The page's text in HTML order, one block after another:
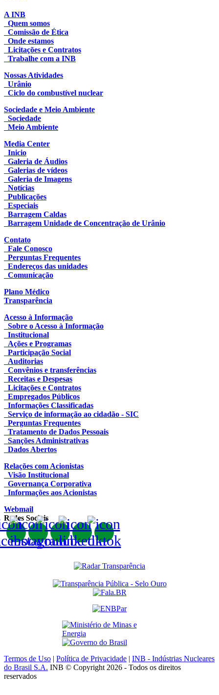
A INB
Quem somos
Comissão de Ética
Onde estamos
Licitações e Contratos
Trabalhe com a INB
Nossas Atividades
Urânio
Ciclo do combustível nuclear
Sociedade e Meio Ambiente
Sociedade
Meio Ambiente
Media Center
Inicio
Galeria de Áudios
Galerias de vídeos
Galeria de Imagens
Notícias
Publicações
Especiais
Barragem Caldas
Barragem Unidade de Concentração de Urânio
Contato
Fale Conosco
Perguntas Frequentes
Endereços das unidades
Comunicação
Plano Médico
Transparência
Acesso à Informação
Sobre o Acesso à Informação
Institucional
Ações e Programas
Participação Social
Auditorias
Convênios e transferências
Receitas e Despesas
Licitações e Contratos
Empregados Públicos
Informações Classificadas
Serviço de informação ao cidadão - SIC
Perguntas Frequentes
Tratamento de Dados Pessoais
Sanções Administrativas
Dados Abertos
Relações com Acionistas
Visão Institucional
Governança Corporativa
Informações aos Acionistas
Webmail
Redes Sociais
Termos de Uso | Política de Privacidade | INB - Indústrias Nucleares
do Brasil S.A. INB © Copyright 2026 - Todos os direitos
reservados